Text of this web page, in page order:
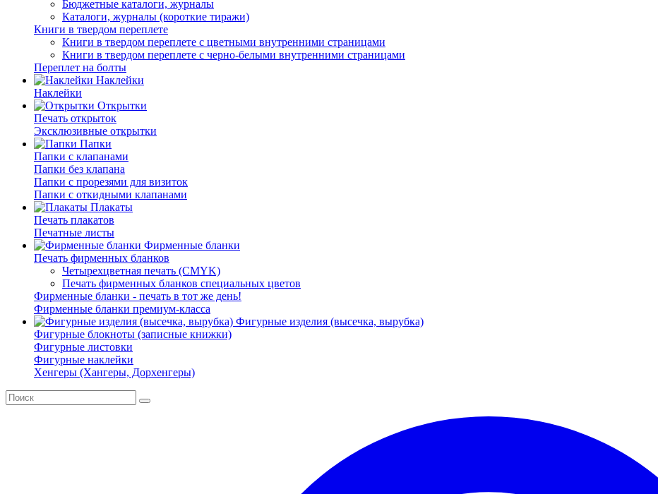
Бюджетные каталоги, журналы
Каталоги, журналы (короткие тиражи)
Книги в твердом переплете
Книги в твердом переплете с цветными внутренними страницами
Книги в твердом переплете с черно-белыми внутренними страницами
Переплет на болты
Наклейки
Наклейки
Открытки
Печать открыток
Эксклюзивные открытки
Папки
Папки с клапанами
Папки без клапана
Папки с прорезями для визиток
Папки с откидными клапанами
Плакаты
Печать плакатов
Печатные листы
Фирменные бланки
Печать фирменных бланков
Четырехцветная печать (CMYK)
Печать фирменных бланков специальных цветов
Фирменные бланки - печать в тот же день!
Фирменные бланки премиум-класса
Фигурные изделия (высечка, вырубка)
Фигурные блокноты (записные книжки)
Фигурные листовки
Фигурные наклейки
Хенгеры (Хангеры, Дорхенгеры)